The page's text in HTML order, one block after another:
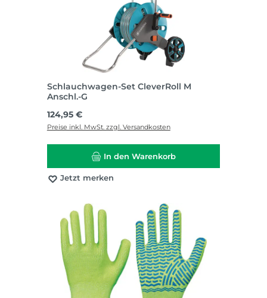
Schlauchwagen-Set CleverRoll M
Anschl.-G
Regulärer Preis:
124,95 €
Preise inkl. MwSt. zzgl. Versandkosten
In den Warenkorb
Jetzt merken